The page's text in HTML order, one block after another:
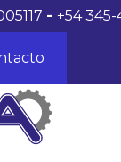
-+54 345-